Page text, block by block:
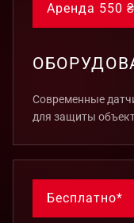
Аренда 550
Современные
для защиты
Бесплатно*